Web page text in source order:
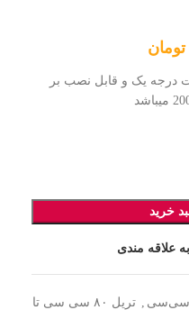
تومان
درجه یک و قابل نصب بر
خرید
علاقه مندی
تریل ۸۰ سی سی تا